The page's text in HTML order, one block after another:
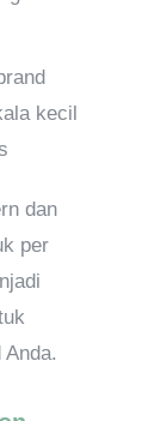
kecil
dan
per